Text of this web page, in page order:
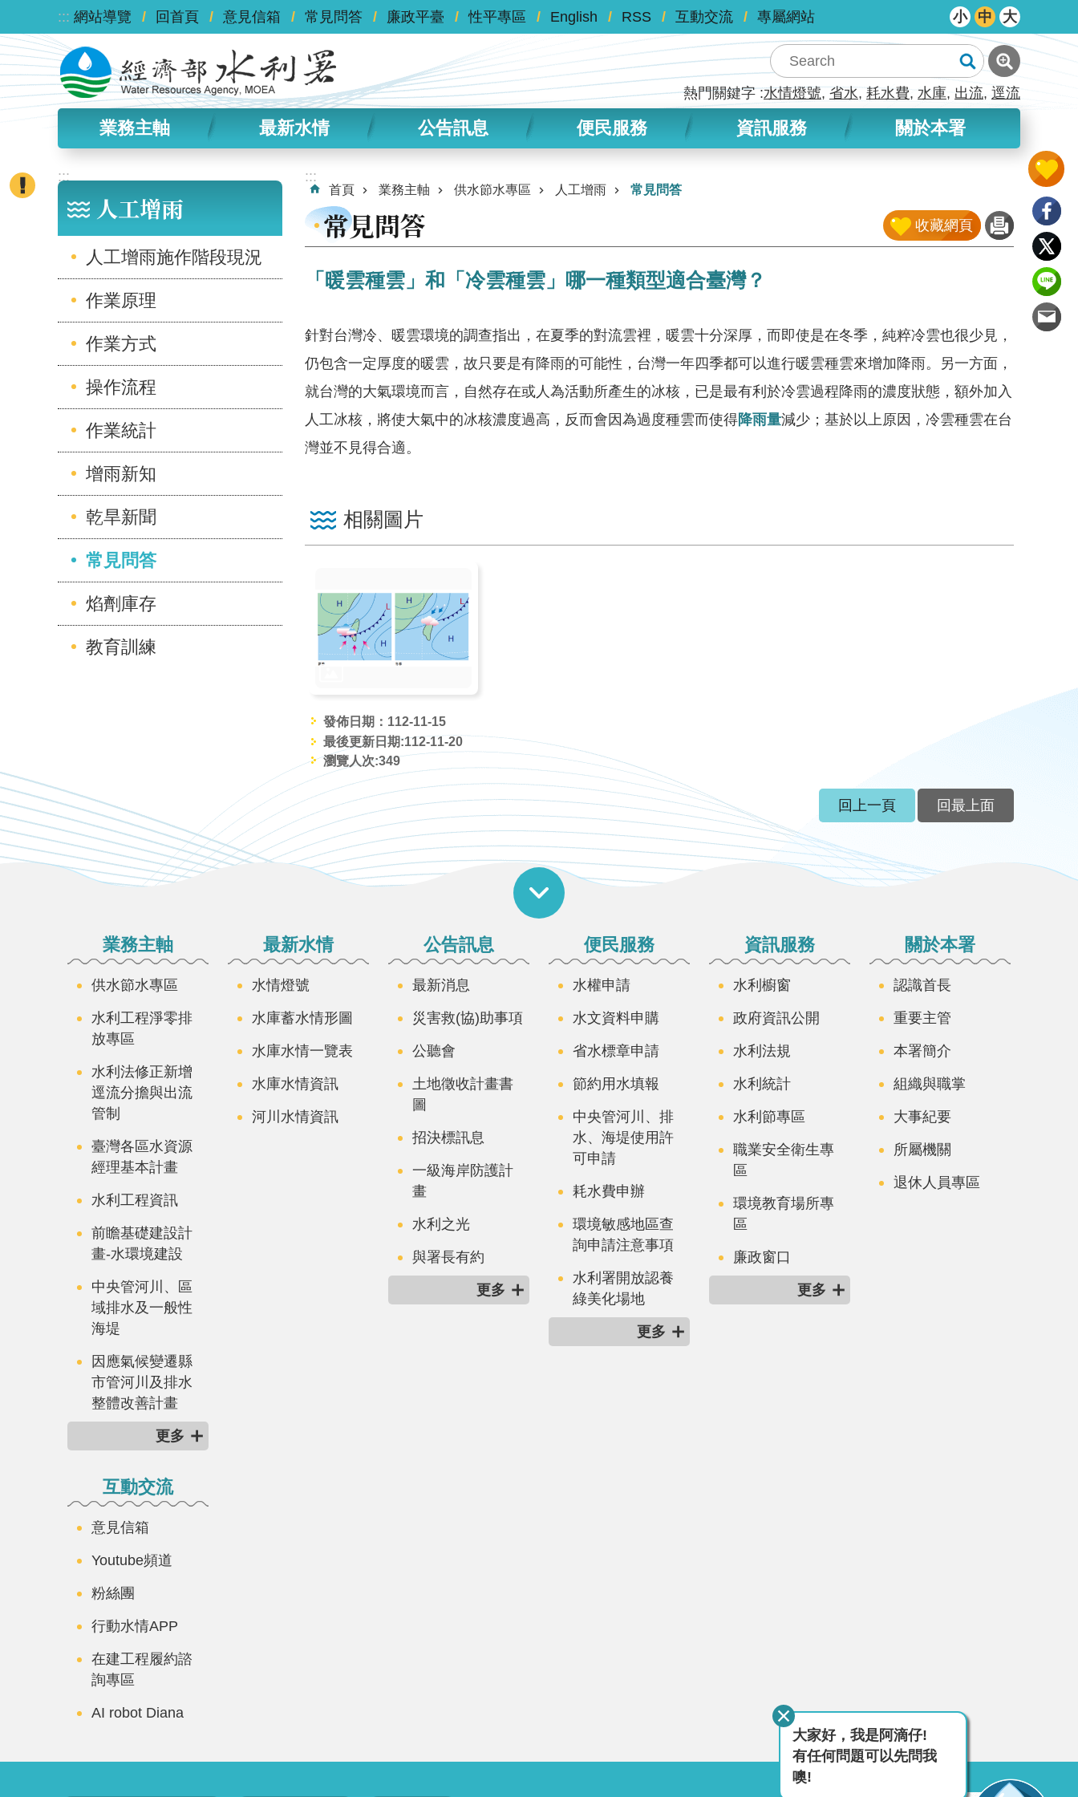
跳到主要內容區塊
::: 網站導覽 回首頁 意見信箱 常見問答 廉政平臺 性平專區 English RSS 互動交流 專屬網站 小 中 大
熱門關鍵字 水情燈號 省水 耗水費 水庫 出流 逕流
業務主軸 最新水情 公告訊息 便民服務 資訊服務 關於本署
:::
人工增雨
人工增雨施作階段現況
作業原理
作業方式
操作流程
作業統計
增雨新知
乾旱新聞
常見問答
焰劑庫存
教育訓練
:::
首頁 業務主軸 供水節水專區 人工增雨 常見問答
常見問答 收藏網頁
「暖雲種雲」和「冷雲種雲」哪一種類型適合臺灣？
針對台灣冷、暖雲環境的調查指出，在夏季的對流雲裡，暖雲十分深厚，而即使是在冬季，純粹冷雲也很少見，
仍包含一定厚度的暖雲，故只要是有降雨的可能性，台灣一年四季都可以進行暖雲種雲來增加降雨。另一方面，
就台灣的大氣環境而言，自然存在或人為活動所產生的冰核，已是最有利於冷雲過程降雨的濃度狀態，額外加入
人工冰核，將使大氣中的冰核濃度過高，反而會因為過度種雲而使得降雨量減少；基於以上原因，冷雲種雲在台
灣並不見得合適。
相關圖片
發佈日期：112-11-15
最後更新日期:112-11-20
瀏覽人次:349
回上一頁 回最上面
業務主軸
供水節水專區
水利工程淨零排
放專區
水利法修正新增
逕流分擔與出流
管制
臺灣各區水資源
經理基本計畫
水利工程資訊
前瞻基礎建設計
畫-水環境建設
中央管河川、區
域排水及一般性
海堤
因應氣候變遷縣
市管河川及排水
整體改善計畫
更多
最新水情
水情燈號
水庫蓄水情形圖
水庫水情一覽表
水庫水情資訊
河川水情資訊
公告訊息
最新消息
災害救(協)助事項
公聽會
土地徵收計畫書
圖
招決標訊息
一級海岸防護計
畫
水利之光
與署長有約
更多
便民服務
水權申請
水文資料申購
省水標章申請
節約用水填報
中央管河川、排
水、海堤使用許
可申請
耗水費申辦
環境敏感地區查
詢申請注意事項
水利署開放認養
綠美化場地
更多
資訊服務
水利櫥窗
政府資訊公開
水利法規
水利統計
水利節專區
職業安全衛生專
區
環境教育場所專
區
廉政窗口
更多
關於本署
認識首長
重要主管
本署簡介
組織與職掌
大事紀要
所屬機關
退休人員專區
互動交流
意見信箱
Youtube頻道
粉絲團
行動水情APP
在建工程履約諮
詢專區
AI robot Diana
大家好，我是阿滴仔!
有任何問題可以先問我
噢!